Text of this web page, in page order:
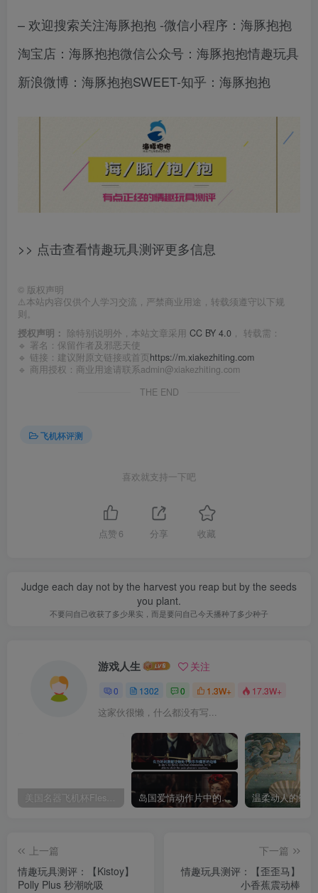
– 欢迎搜索关注海豚抱抱 -微信小程序：海豚抱抱
淘宝店：海豚抱抱微信公众号：海豚抱抱情趣玩具
新浪微博：海豚抱抱SWEET-知乎：海豚抱抱
>> 点击查看情趣玩具测评更多信息
© 版权声明
⚠️本站内容仅供个人学习交流，严禁商业用途，转载须遵守以下规
则。
授权声明： 除特别说明外，本站文章采用 CC BY 4.0 ， 转载需：
🔹 署名：保留作者及 邪恶天使
🔹 链接：建议附原文链接或首页https://m.xiakezhiting.com
🔹 商用授权：商业用途请联系admin@xiakezhiting.com
THE END
飞机杯评测
喜欢就支持一下吧
点赞 6 分享 收藏
Judge each day not by the harvest you reap but by the seeds
you plant.
不要问自己收获了多少果实，而是要问自己今天播种了多少种子
游戏人生 关注
0 1302 0 1.3W+ 17.3W+
这家伙很懒，什么都没有写...
美国名器飞机杯Fleshlight 【Quickshot-Vantage 双头飞机杯】完全评测 岛国爱情动作片中的AV棒到底有多猛？成人用品震动棒的发展史！
上一篇
情趣玩具测评：【Kistoy】
Polly Plus 秒潮吮吸
下一篇
情趣玩具测评：【歪歪马】
小香蕉震动棒